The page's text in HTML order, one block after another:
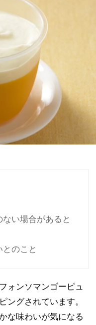
い場合があると
のこと
ォンソマンゴーピュ
ングされています。
な味わいが気になる